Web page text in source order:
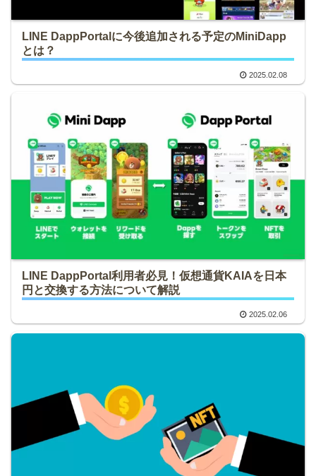
LINE DappPortalに今後追加される予定のMiniDapp
とは？
2025.02.08
LINE DappPortal利用者必見！仮想通貨KAIAを日本
円と交換する方法について解説
2025.02.06